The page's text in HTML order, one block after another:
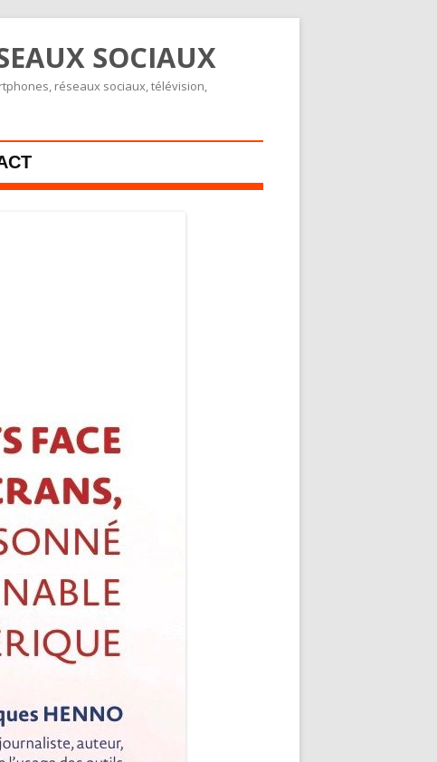
SOCIAUX
réseaux sociaux, télévision,